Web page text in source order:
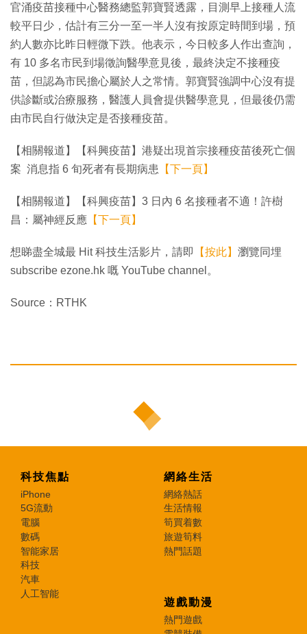
官涌疫苗接種中心醫務總監郭寶賢透露，目測早上接種人流
較平日少，估計有三分一至一半人沒有按原定時間到場，預
約人數亦比昨日輕微下跌。他表示，今日較多人作出查詢，
有 10 多名市民到場徵詢醫學意見後，最終決定不接種疫
苗，但認為市民擔心屬於人之常情。郭寶賢強調中心沒有提
供診斷或治療服務，醫護人員會提供醫學意見，但最後仍需
由市民自行做決定是否接種疫苗。
【相關報道】【科興疫苗】港疑出現首宗接種疫苗後死亡個
案 消息指 6 旬死者有長期病患
【下一頁】
【相關報道】【科興疫苗】3 日內 6 名接種者不適！許樹
昌：屬神經反應 【下一頁】
想睇盡全城最 Hit 科技生活影片，請即 【按此】 瀏覽同埋
subscribe ezone.hk 嘅 YouTube channel。
Source：RTHK
科技焦點
iPhone
5G流動
電腦
數碼
智能家居
科技
汽車
人工智能
網絡生活
網絡熱話
生活情報
筍買着數
旅遊筍料
熱門話題
遊戲動漫
熱門遊戲